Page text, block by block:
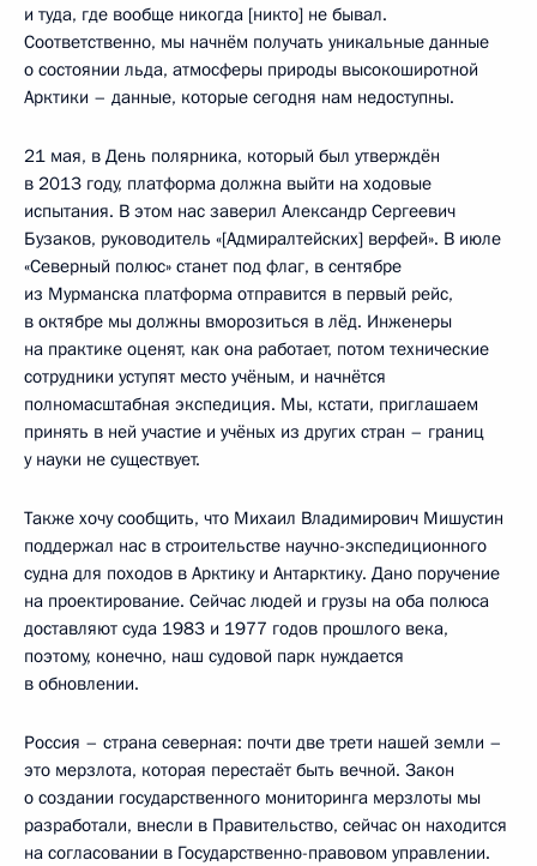
и туда, где вообще никогда [никто] не бывал.
Соответственно, мы начнём получать уникальные данные
о состоянии льда, атмосферы природы высокоширотной
Арктики – данные, которые сегодня нам недоступны.
21 мая, в День полярника, который был утверждён
в 2013 году, платформа должна выйти на ходовые
испытания. В этом нас заверил Александр Сергеевич
Бузаков, руководитель «[Адмиралтейских] верфей». В июле
«Северный полюс» станет под флаг, в сентябре
из Мурманска платформа отправится в первый рейс,
в октябре мы должны вморозиться в лёд. Инженеры
на практике оценят, как она работает, потом технические
сотрудники уступят место учёным, и начнётся
полномасштабная экспедиция. Мы, кстати, приглашаем
принять в ней участие и учёных из других стран – границ
у науки не существует.
Также хочу сообщить, что Михаил Владимирович Мишустин
поддержал нас в строительстве научно-экспедиционного
судна для походов в Арктику и Антарктику. Дано поручение
на проектирование. Сейчас людей и грузы на оба полюса
доставляют суда 1983 и 1977 годов прошлого века,
поэтому, конечно, наш судовой парк нуждается
в обновлении.
Россия – страна северная: почти две трети нашей земли –
это мерзлота, которая перестаёт быть вечной. Закон
о создании государственного мониторинга мерзлоты мы
разработали, внесли в Правительство, сейчас он находится
на согласовании в Государственно-правовом управлении.